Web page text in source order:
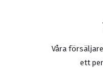
Våra
ett